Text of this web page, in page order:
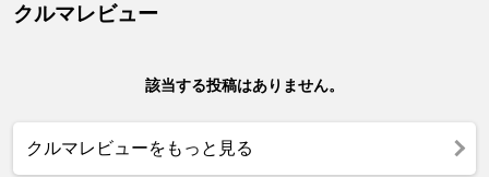
クルマレビュー
該当する投稿はありません。
クルマレビューをもっと見る